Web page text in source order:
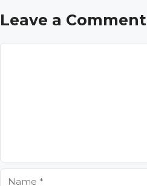
Leave a Comment
Name